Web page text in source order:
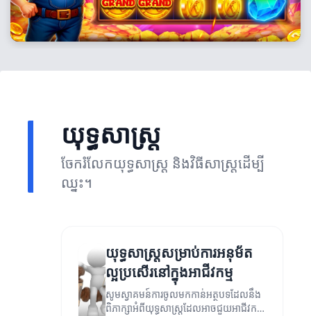
យុទ្ធសាស្ត្រ
ចែករំលែកយុទ្ធសាស្ត្រ និងវិធីសាស្ត្រដើម្បី
ឈ្នះ។
យុទ្ធសាស្ត្រសម្រាប់ការអនុម័ត
ល្អប្រសើរនៅក្នុងអាជីវកម្ម
សូមស្វាគមន៍ការចូលមកកាន់អត្ថបទដែលនឹង
ពិភាក្សាអំពីយុទ្ធសាស្ត្រដែលអាចជួយអាជីវកម្ម